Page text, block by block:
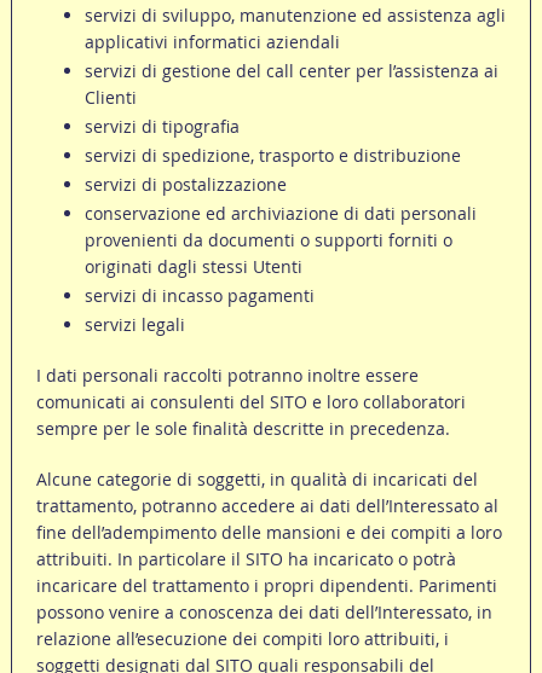
servizi di sviluppo, manutenzione ed assistenza agli
applicativi informatici aziendali
servizi di gestione del call center per l’assistenza ai
Clienti
servizi di tipografia
servizi di spedizione, trasporto e distribuzione
servizi di postalizzazione
conservazione ed archiviazione di dati personali
provenienti da documenti o supporti forniti o
originati dagli stessi Utenti
servizi di incasso pagamenti
servizi legali
I dati personali raccolti potranno inoltre essere
comunicati ai consulenti del SITO e loro collaboratori
sempre per le sole finalità descritte in precedenza.
Alcune categorie di soggetti, in qualità di incaricati del
trattamento, potranno accedere ai dati dell’Interessato al
fine dell’adempimento delle mansioni e dei compiti a loro
attribuiti. In particolare il SITO ha incaricato o potrà
incaricare del trattamento i propri dipendenti. Parimenti
possono venire a conoscenza dei dati dell’Interessato, in
relazione all’esecuzione dei compiti loro attribuiti, i
soggetti designati dal SITO quali responsabili del